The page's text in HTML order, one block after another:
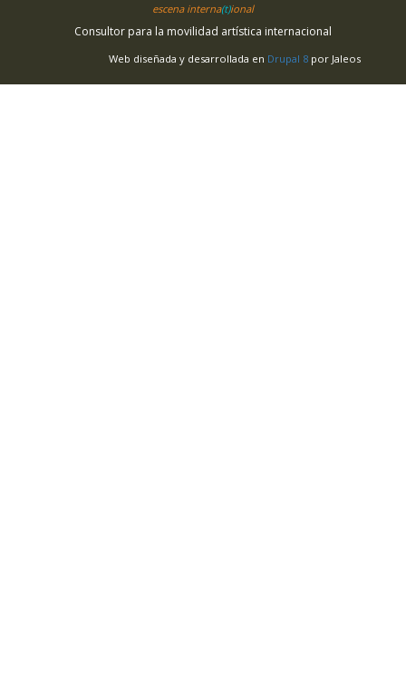
escena interna(t)ional
Consultor para la movilidad artística internacional
Web diseñada y desarrollada en Drupal 8 por Jaleos